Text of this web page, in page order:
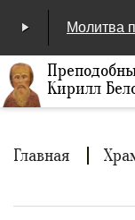
00:00 04:25
Молитва
Кирилл
Строка
Главная